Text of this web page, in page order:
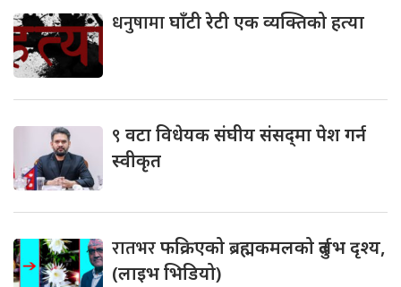
धनुषामाघाँटी रेटी एक व्यक्तिको हत्या
९ वटा विधेयक संघीय संसद्‌मा पेश गर्न
स्वीकृत
रातभरफक्रिएको ब्रह्मकमलको दुर्लभ दृश्य,
(लाइभ भिडियो)